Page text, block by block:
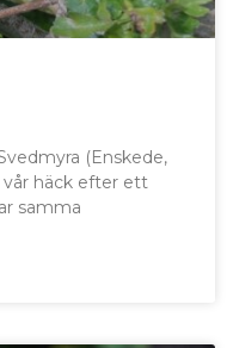
(Enskede,
vår häck efter ett
samma